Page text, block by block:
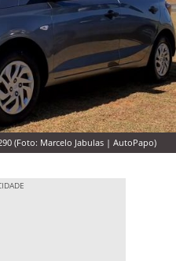
(Foto: Marcelo Jabulas | AutoPapo)